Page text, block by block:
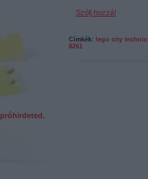
Szólj hozzá!
Címkék: lego city technic
8261